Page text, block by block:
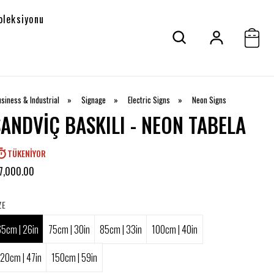
& Industrial » Signage » Electric Signs » Neon Signs
BASKILI - NEON TABELA
TÜKENIYOR
| 26in 75cm | 30in 85cm | 33in
100cm | 40in
| 47in
150cm | 59in